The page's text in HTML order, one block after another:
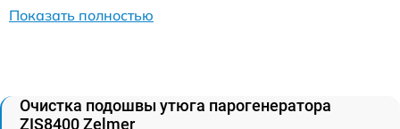
Показать полностью
Очистка подошвы утюга парогенератора
ZIS8400 Zelmer